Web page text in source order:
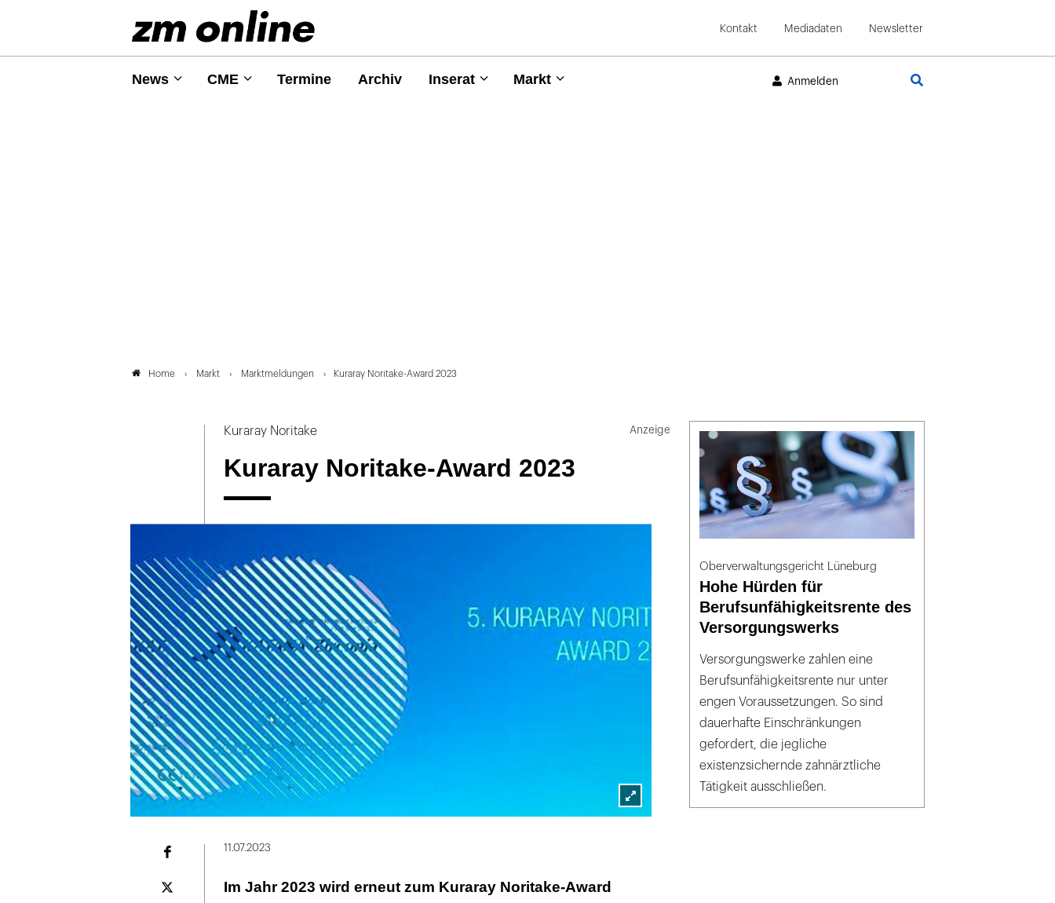
Kontakt Mediadaten Newsletter
News CME Termine Archiv Inserat Markt Anmelden
Home Markt Marktmeldungen Kuraray Noritake-Award 2023
Kuraray Noritake
Kuraray Noritake-Award 2023
Lightbox
Plattform
11.07.2023
Im Jahr 2023 wird erneut zum Kuraray Noritake-Award
Oberverwaltungsgericht Lüneburg
Hohe Hürden für
Berufsunfähigkeitsrente des
Versorgungswerks
Versorgungswerke zahlen eine
Berufsunfähigkeitsrente nur unter
engen Voraussetzungen. So sind
dauerhafte Einschränkungen
gefordert, die jegliche
existenzsichernde zahnärztliche
Tätigkeit ausschließen.